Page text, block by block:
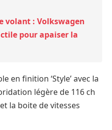
volant : Volkswagen
pour apaiser la
en finition ‘Style’ avec la
légère de 116 ch
la boite de vitesses